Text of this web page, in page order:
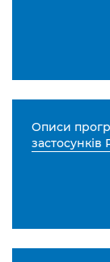
Описи
застосунків